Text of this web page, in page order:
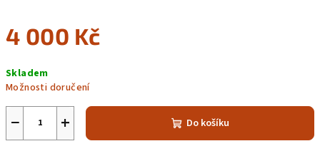
4 000 Kč
cena:
Skladem
Možnosti doručení
+
− Do košíku